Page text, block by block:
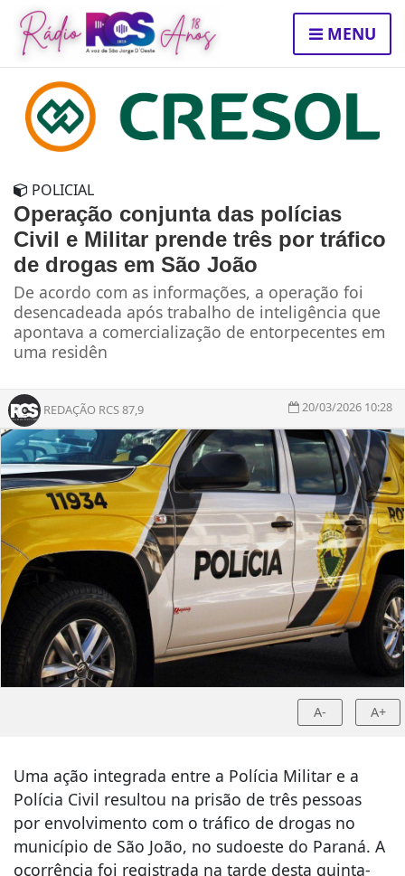
MENU
POLICIAL
Operação conjunta das polícias
Civil e Militar prende três por tráfico
de drogas em São João
De acordo com as informações, a operação foi
desencadeada após trabalho de inteligência que
apontava a comercialização de entorpecentes em
uma residên
REDAÇÃO RCS 87,9 20/03/2026 10:28
A- A+
Uma ação integrada entre a Polícia Militar e a
Polícia Civil resultou na prisão de três pessoas
por envolvimento com o tráfico de drogas no
município de São João, no sudoeste do Paraná. A
ocorrência foi registrada na tarde desta quinta-